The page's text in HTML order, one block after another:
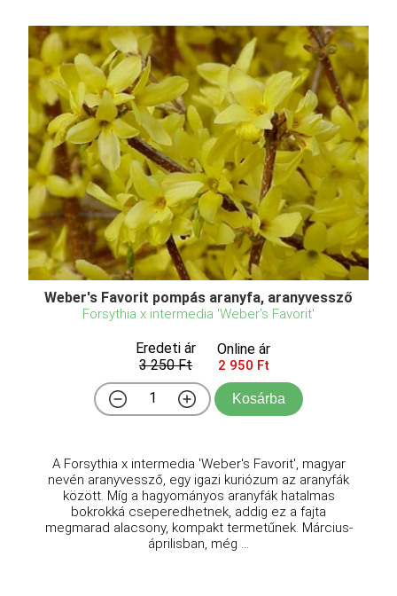
Weber's Favorit pompás aranyfa, aranyvessző
Forsythia x intermedia 'Weber's Favorit'
Eredeti ár
3 250 Ft
Online ár
2 950 Ft
Kosárba
A Forsythia x intermedia 'Weber's Favorit', magyar
nevén aranyvessző, egy igazi kuriózum az aranyfák
között. Míg a hagyományos aranyfák hatalmas
bokrokká cseperedhetnek, addig ez a fajta
megmarad alacsony, kompakt termetűnek. Március-
áprilisban, még ...